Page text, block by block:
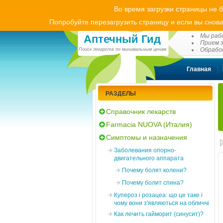
Аптечный Гид
Поиск лекарств по минимальным ценам
Во время загрузки страницы
Попробуйте перезагрузить страницу и если вы
Мы
Прием
Главная
РАЗДЕЛЫ
Справочник лекарств
Farmacia NUOVA (Италия)
Симптомы и назначения
Заболевания опорно-
двигательного аппарата
Почему болят колени?
Почему болит спина?
Купероз і розацеа: що це таке і
чому вони з'являються на обличчі
Как лечить гайморит (синусит)?